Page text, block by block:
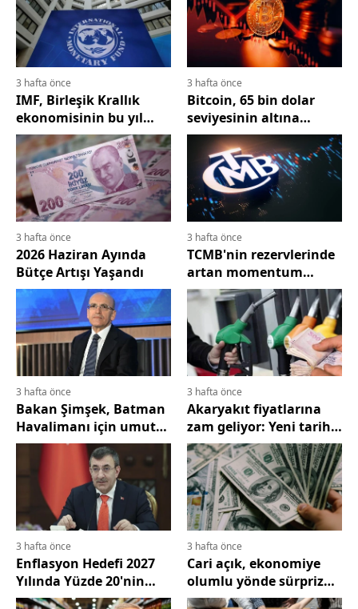
3 hafta önce
IMF, Birleşik Krallık
ekonomisinin bu yıl
yüzde 1 büyümesini
öngörüyor
3 hafta önce
Bitcoin, 65 bin dolar
seviyesinin altına
düştü...
3 hafta önce
2026 Haziran Ayında
Bütçe Artışı Yaşandı
3 hafta önce
TCMB'nin rezervlerinde
artan momentum
devam ediyor
3 hafta önce
Bakan Şimşek, Batman
Havalimanı için umut
verici açıklamalarda
3 hafta önce
Akaryakıt fiyatlarına
zam geliyor: Yeni tarih
açıklandı
3 hafta önce
Enflasyon Hedefi 2027
Yılında Yüzde 20'nin
Altına İnecek!
3 hafta önce
Cari açık, ekonomiye
olumlu yönde sürpriz
yaparak azaldı